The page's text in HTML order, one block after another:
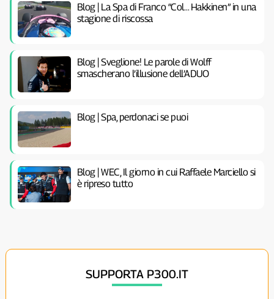
Blog | La Spa di Franco “Col… Hakkinen” in una
stagione di riscossa
Blog | Sveglione! Le parole di Wolff
smascherano l’illusione dell’ADUO
Blog | Spa, perdonaci se puoi
Blog | WEC, Il giorno in cui Raffaele Marciello si
è ripreso tutto
SUPPORTA P300.IT